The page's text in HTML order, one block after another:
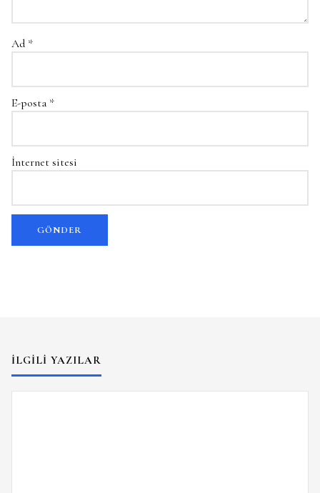
Ad *
E-posta *
İnternet sitesi
İLGILI YAZILAR